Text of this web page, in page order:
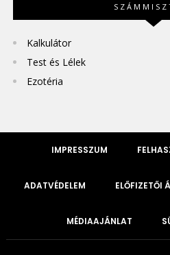
Kalkulátor
Test és Lélek
Ezotéria
IMPRESSZUM
ADATVÉDELEM ELŐFIZETŐI
MÉDIAAJÁNLAT